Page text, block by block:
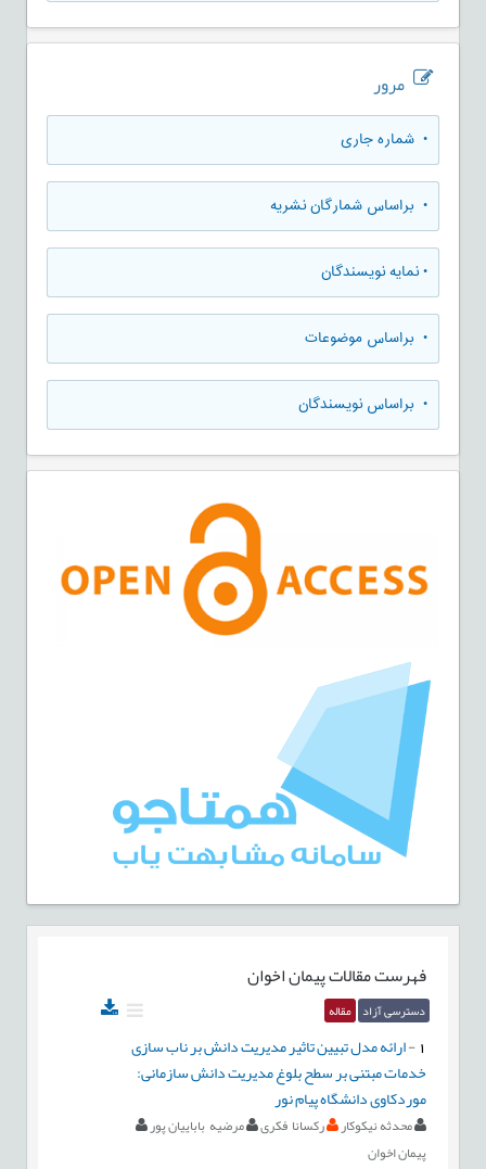
مرور
• شماره جاری
• براساس شمارگان نشریه
•نمایه نویسندگان
• براساس موضوعات
• براساس نویسندگان
فهرست مقالاتپیمان اخوان
دسترسی آزاد مقاله
-ارائه مدل تبیین تاثیر مدیریت دانش بر ناب سازی
خدمات مبتنی بر سطح بلوغ مدیریت دانش سازمانی:
موردکاوی دانشگاه‌ پیام نور
محدثه نیکوکار رکسانا فکری
مرضیه باباییان پور
پیمان اخوان